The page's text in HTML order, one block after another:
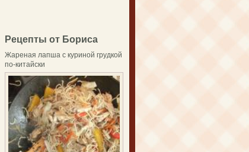
Рецепты от Бориса
Жареная лапша с куриной грудкой
по-китайски